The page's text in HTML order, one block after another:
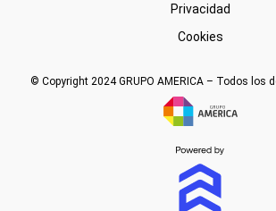
Privacidad
Cookies
© Copyright 2024 GRUPO AMERICA – Todos los